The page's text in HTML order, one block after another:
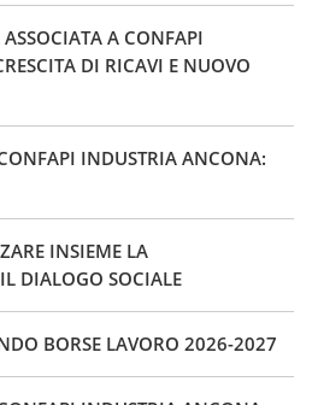
A CONFAPI
DI RICAVI E NUOVO
INDUSTRIA ANCONA:
INSIEME LA
DIALOGO SOCIALE
BORSE LAVORO 2026-2027